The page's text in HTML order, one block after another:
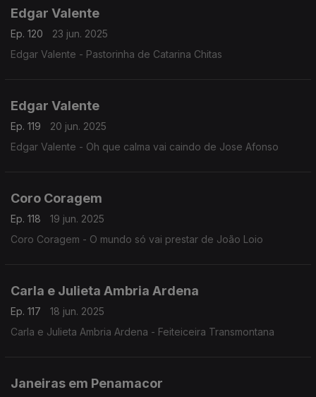
Edgar Valente
Ep. 120
23 jun. 2025
Edgar Valente - Pastorinha de Catarina Chitas
Edgar Valente
Ep. 119
20 jun. 2025
Edgar Valente - Oh que calma vai caindo de Jose Afonso
Coro Coragem
Ep. 118
19 jun. 2025
Coro Coragem - O mundo só vai prestar de João Loio
Carla e Julieta Ambria Ardena
Ep. 117
18 jun. 2025
Carla e Julieta Ambria Ardena - Feiteiceira Transmontana
Janeiras em Penamacor